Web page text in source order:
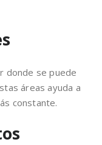
donde se puede
áreas ayuda a
constante.